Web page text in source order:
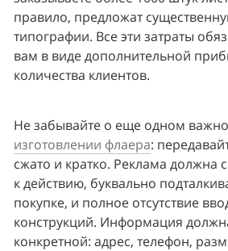
правило, предложат
типографии. Все эти затраты
вам в виде дополнительной
количества клиентов.
изготовлении флаера:
сжато и кратко. Реклама должна
к действию, буквально
покупке, и полное отсутствие
конструкций. Информация
конкретной: адрес, телефон,